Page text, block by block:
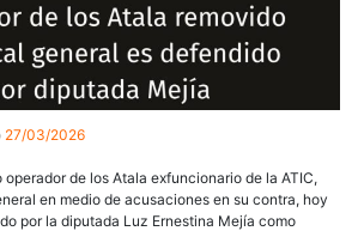
27/03/2026
de los Atala exfuncionario de la ATIC,
en medio de acusaciones en su contra, hoy
por la diputada Luz Ernestina Mejía como